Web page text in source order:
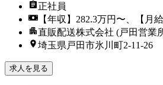
正社員
【年収】282.3万円〜、【月
直販配送株式会社 (戸田営業
埼玉県戸田市氷川町2-11-26
求人を見る